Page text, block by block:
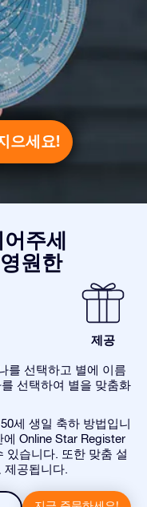
으세요!
주세
원한
제공
를 선택하고 별에 이름
선택하여 별을 맞춤화
세 생일 축하 방법입니
Online Star Register
있습니다. 또한 맞춤 설
제공됩니다.